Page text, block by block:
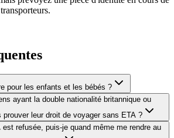
pour les enfants et les bébés ?
ayant la double nationalité britannique ou
prouver leur droit de voyager sans ETA ?
refusée, puis-je quand même me rendre au